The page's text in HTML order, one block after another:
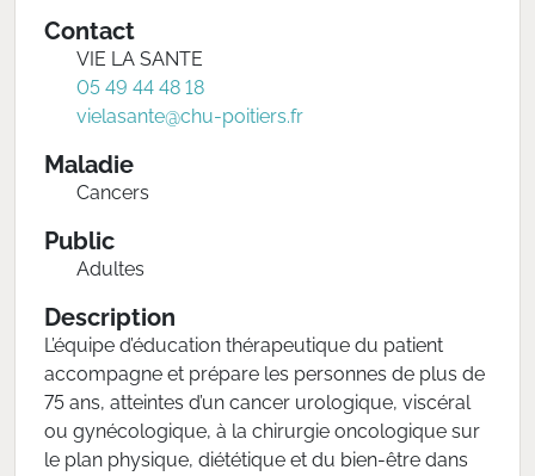
Contact
VIE LA SANTE
05 49 44 48 18
vielasante@chu-poitiers.fr
Maladie
Cancers
Public
Adultes
Description
L’équipe d’éducation thérapeutique du patient
accompagne et prépare les personnes de plus de
75 ans, atteintes d’un cancer urologique, viscéral
ou gynécologique, à la chirurgie oncologique sur
le plan physique, diététique et du bien-être dans